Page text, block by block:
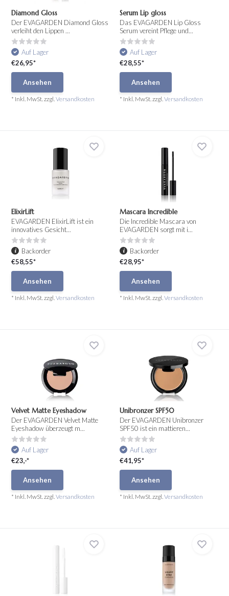
Diamond Gloss
Der EVAGARDEN Diamond Gloss
verleiht den Lippen ...
Auf Lager
€26,95*
Ansehen
* Inkl. MwSt. zzgl.Versandkosten
Serum Lip gloss
Das EVAGARDEN Lip Gloss
Serum vereint Pflege und...
Auf Lager
€28,55*
Ansehen
* Inkl. MwSt. zzgl.Versandkosten
ElixirLift
EVAGARDEN ElixirLift ist ein
innovatives Gesicht...
Backorder
€58,55*
Ansehen
* Inkl. MwSt. zzgl.Versandkosten
Mascara Incredible
Die Incredible Mascara von
EVAGARDEN sorgt mit i...
Backorder
€28,95*
Ansehen
* Inkl. MwSt. zzgl.Versandkosten
Velvet Matte Eyeshadow
Der EVAGARDEN Velvet Matte
Eyeshadow überzeugt m...
Auf Lager
€23,-*
Ansehen
* Inkl. MwSt. zzgl.Versandkosten
Unibronzer SPF50
Der EVAGARDEN Unibronzer
SPF50 ist ein mattieren...
Auf Lager
€41,95*
Ansehen
* Inkl. MwSt. zzgl.Versandkosten